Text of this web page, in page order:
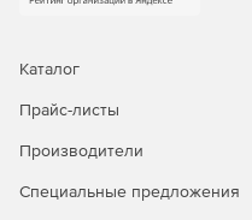
Раздел «Основания и
полевых испытаний»
Расчет буровых свай в
Каталог
Прайс-листы
Производители
Специальные предложения